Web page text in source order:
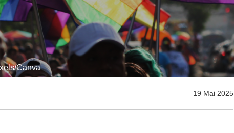
Canva
19 Mai 2025